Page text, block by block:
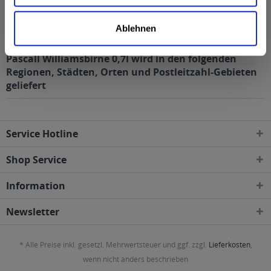
Ablehnen
Alkoholgehalt
40 % volmehr
Pascall Williamsbirne 0,7l wird in den folgenden
Regionen, Städten, Orten und Postleitzahl-Gebieten
geliefert
Service Hotline
Shop Service
Information
Newsletter
* Alle Preise inkl. gesetzl. Mehrwertsteuer und ggf. zzgl. Lieferkosten,
wenn nicht anders beschrieben